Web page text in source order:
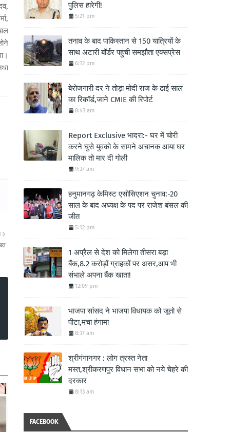
पुलिस हारेगी!
5:21 pm
तनाव के बाद पाकिस्तान से 150 यात्रियों के
साथ अटारी बॉर्डर पहुंची समझौता एक्सप्रेस
6:12 pm
बेरोजगारी दर ने तोड़ा मोदी राज के ढाई साल
का रिकॉर्ड,जाने CMIE की रिपोर्ट
8:43 am
Report Exclusive भादरा:- घर में चोरी
करने घुसे युवको के सामने अचानक आया घर
मालिक तो मार दी गोली
9:37 am
हनुमानगढ़ केमिस्ट एसोसिएशन चुनाव:-20
साल के बाद अध्यक्ष के पद पर राजेश बंसल की
जीत
5:12 pm
1 अप्रैल से देश को मिलेगा तीसरा बड़ा
बैंक,8.2 करोड़ों ग्राहकों पर असर,आप भी
संभाले अपना बैंक खाता!
12:09 pm
भाजपा सांसद ने भाजपा विधायक को जूतो से
पीटा,मचा हंगामा
8:37 am
श्रीगंगानगर : लोग त्रस्त नेता
मस्त,श्रीकरणपुर विधान सभा को नये चेहरे की
दरकार
8:13 am
FACEBOOK